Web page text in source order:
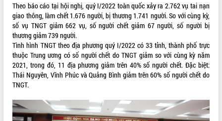
VIDEO
Loading the player...
Theo báo cáo tại hội nghị, quý I/2022 toàn quốc xảy ra 2.762 vụ tai nạn
giao thông, làm chết 1.676 người, bị thương 1.741 người. So với cùng kỳ,
số vụ TNGT giảm 662 vụ, số người chết giảm 67 người, số người bị
thương giảm 739 người.
Tình hình TNGT theo địa phương quý I/2022 có 33 tỉnh, thành phố trực
thuộc Trung ương có số người chết do TNGT giảm so với cùng kỳ năm
2021, trong đó, 11 địa phương giảm trên 40% số người chết. Đặc biệt:
Thái Nguyên, Vĩnh Phúc và Quảng Bình giảm trên 60% số người chết do
TNGT.